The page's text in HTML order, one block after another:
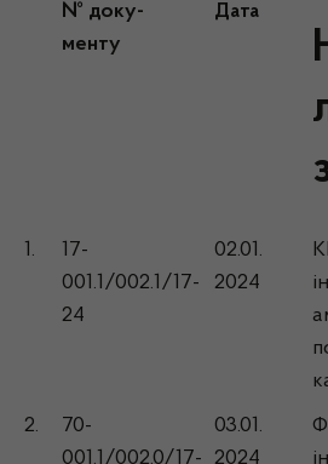
№ доку-
менту
Дата
1.
17-
001.1/002.1/17-
24
02.01.
2024
2.
70-
001.1/002.0/17-
03.01.
2024